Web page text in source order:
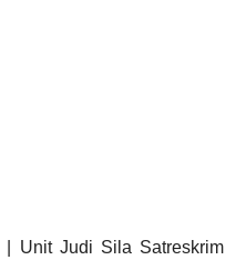
| Unit Judi Sila Satreskrim